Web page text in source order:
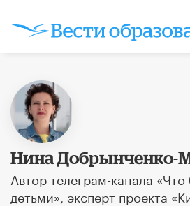
Нина Добрынченко-
Автор телеграм-канала
детьми», эксперт проекта